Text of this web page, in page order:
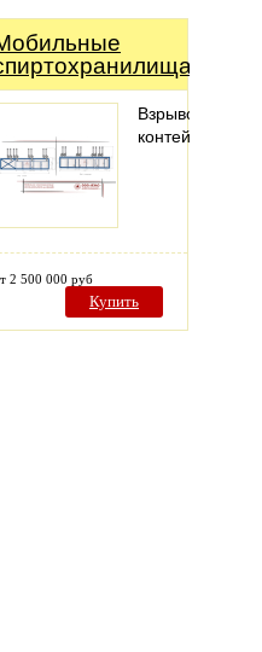
контейнеры
2 500 000 руб
Купить